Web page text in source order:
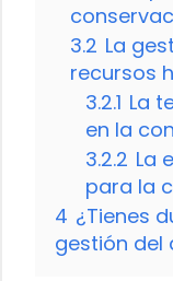
3.2 La
recursos
3.2.1 La
en la
3.2.2 La
para la
4 ¿Tienes
gestión del